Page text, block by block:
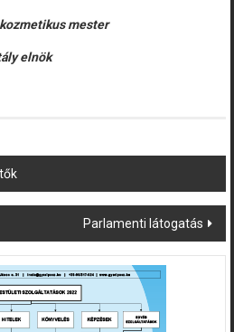
mester
Parlamenti látogatás